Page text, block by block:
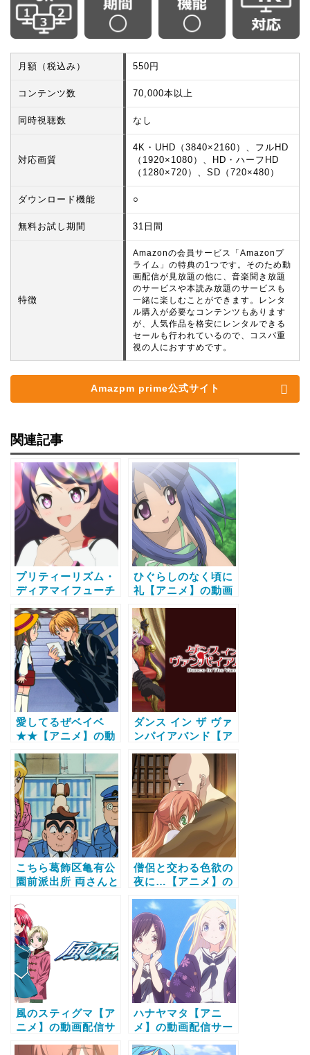
月額（税込み） 550円
コンテンツ数 70,000本以上
同時視聴数 なし
対応画質
4K・UHD（3840×2160）、フルHD
（1920×1080）、HD・ハーフHD
（1280×720）、SD（720×480）
ダウンロード機能 ○
無料お試し期間 31日間
特徴
Amazonの会員サービス「Amazonプ
ライム」の特典の1つです。そのため動
画配信が見放題の他に、音楽聞き放題
のサービスや本読み放題のサービスも
一緒に楽しむことができます。レンタ
ル購入が必要なコンテンツもあります
が、人気作品を格安にレンタルできる
セールも行われているので、コスパ重
視の人におすすめです。
Amazpm prime公式サイト
関連記事
プリティーリズム・
ディアマイフューチ
画配信サービス比較
と無料で全話視聴す
る方法
ひぐらしのなく頃に
礼【アニメ】の動画
無料で全話視聴する
方法
愛してるぜベイベ
★★【アニメ】の動
と無料で全話視聴す
る方法
ダンス イン ザ ヴァ
ンパイアバンド【ア
ービス比較と無料で
全話視聴する方法
こちら葛飾区亀有公
園前派出所 両さんと
有大包囲網をかわ
せ！！【アニメ】の
動画配信サービス比
較と無料で全話視聴
する方法
僧侶と交わる色欲の
夜に…【アニメ】の
較と無料で全話視聴
する方法
風のスティグマ【ア
ニメ】の動画配信サ
ハナヤマタ【アニ
メ】の動画配信サー